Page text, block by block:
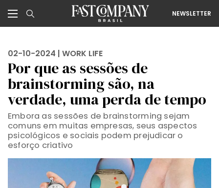
NEWSLETTER
02-10-2024 | WORK LIFE
Por que as sessões de
brainstorming são, na
verdade, uma perda de tempo
Embora as sessões de brainstorming sejam
comuns em muitas empresas, seus aspectos
psicológicos e sociais podem prejudicar o
esforço criativo